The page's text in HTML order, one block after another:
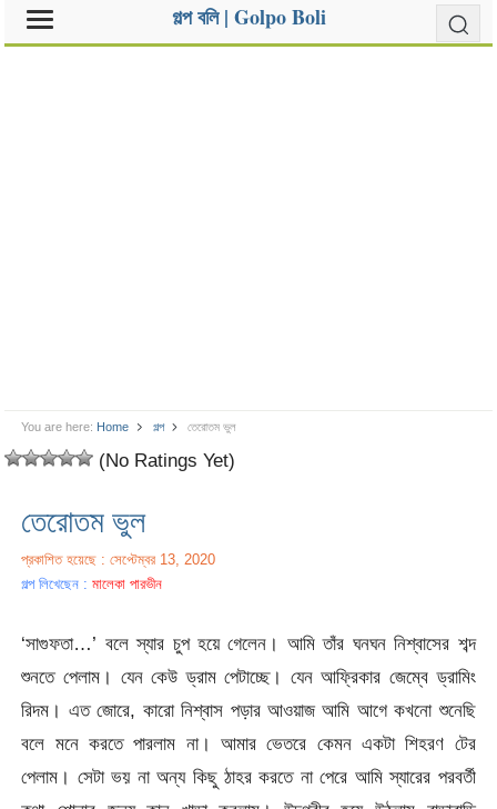
গল্প বলি | Golpo Boli
You are here: Home গল্প তেরোতম ভুল
(No Ratings Yet)
তেরোতম ভুল
প্রকাশিত হয়েছে : সেপ্টেম্বর 13, 2020
গল্প লিখেছেন :মালেকা পারভীন
‘সাগুফতা…’ বলে স্যার চুপ হয়ে গেলেন। আমি তাঁর ঘনঘন নিশ্বাসের শব্দ
শুনতে পেলাম। যেন কেউ ড্রাম পেটাচ্ছে। যেন আফ্রিকার জেম্বে ড্রামিং
রিদম। এত জোরে, কারো নিশ্বাস পড়ার আওয়াজ আমি আগে কখনো শুনেছি
বলে মনে করতে পারলাম না। আমার ভেতরে কেমন একটা শিহরণ টের
পেলাম। সেটা ভয় না অন্য কিছু ঠাহর করতে না পেরে আমি স্যারের পরবর্তী